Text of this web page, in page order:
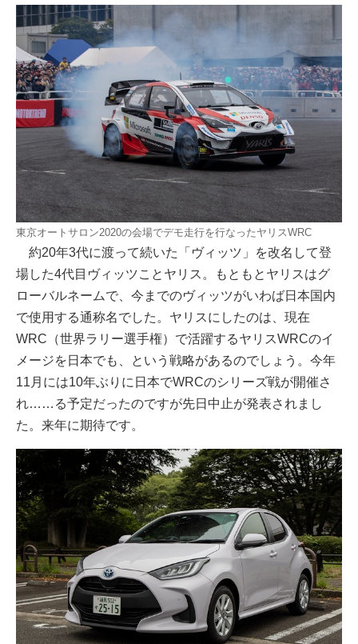
東京オートサロン2020の会場でデモ走行を行なったヤリスWRC
約20年3代に渡って続いた「ヴィッツ」を改名して登
場した4代目ヴィッツことヤリス。もともとヤリスはグ
ローバルネームで、今までのヴィッツがいわば日本国内
で使用する通称名でした。ヤリスにしたのは、現在
WRC（世界ラリー選手権）で活躍するヤリスWRCのイ
メージを日本でも、という戦略があるのでしょう。今年
11月には10年ぶりに日本でWRCのシリーズ戦が開催さ
れ……る予定だったのですが先日中止が発表されまし
た。来年に期待です。